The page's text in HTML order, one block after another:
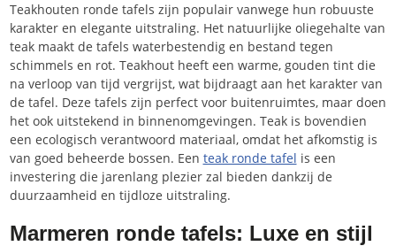
Teakhouten ronde tafels zijn populair vanwege hun robuuste
karakter en elegante uitstraling. Het natuurlijke oliegehalte van
teak maakt de tafels waterbestendig en bestand tegen
schimmels en rot. Teakhout heeft een warme, gouden tint die
na verloop van tijd vergrijst, wat bijdraagt aan het karakter van
de tafel. Deze tafels zijn perfect voor buitenruimtes, maar doen
het ook uitstekend in binnenomgevingen. Teak is bovendien
een ecologisch verantwoord materiaal, omdat het afkomstig is
van goed beheerde bossen. Een teak ronde tafel is een
investering die jarenlang plezier zal bieden dankzij de
duurzaamheid en tijdloze uitstraling.
Marmeren ronde tafels: Luxe en stijl